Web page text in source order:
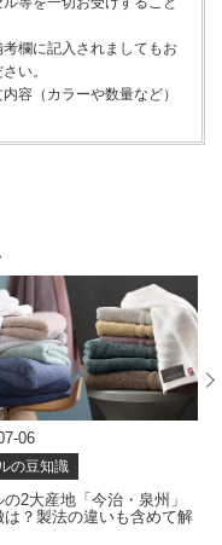
欄に記入されましてもお
い。
容（カラーや数量など）
24
の豆知識
はどう作られる？使い心地
する製造工程を解説